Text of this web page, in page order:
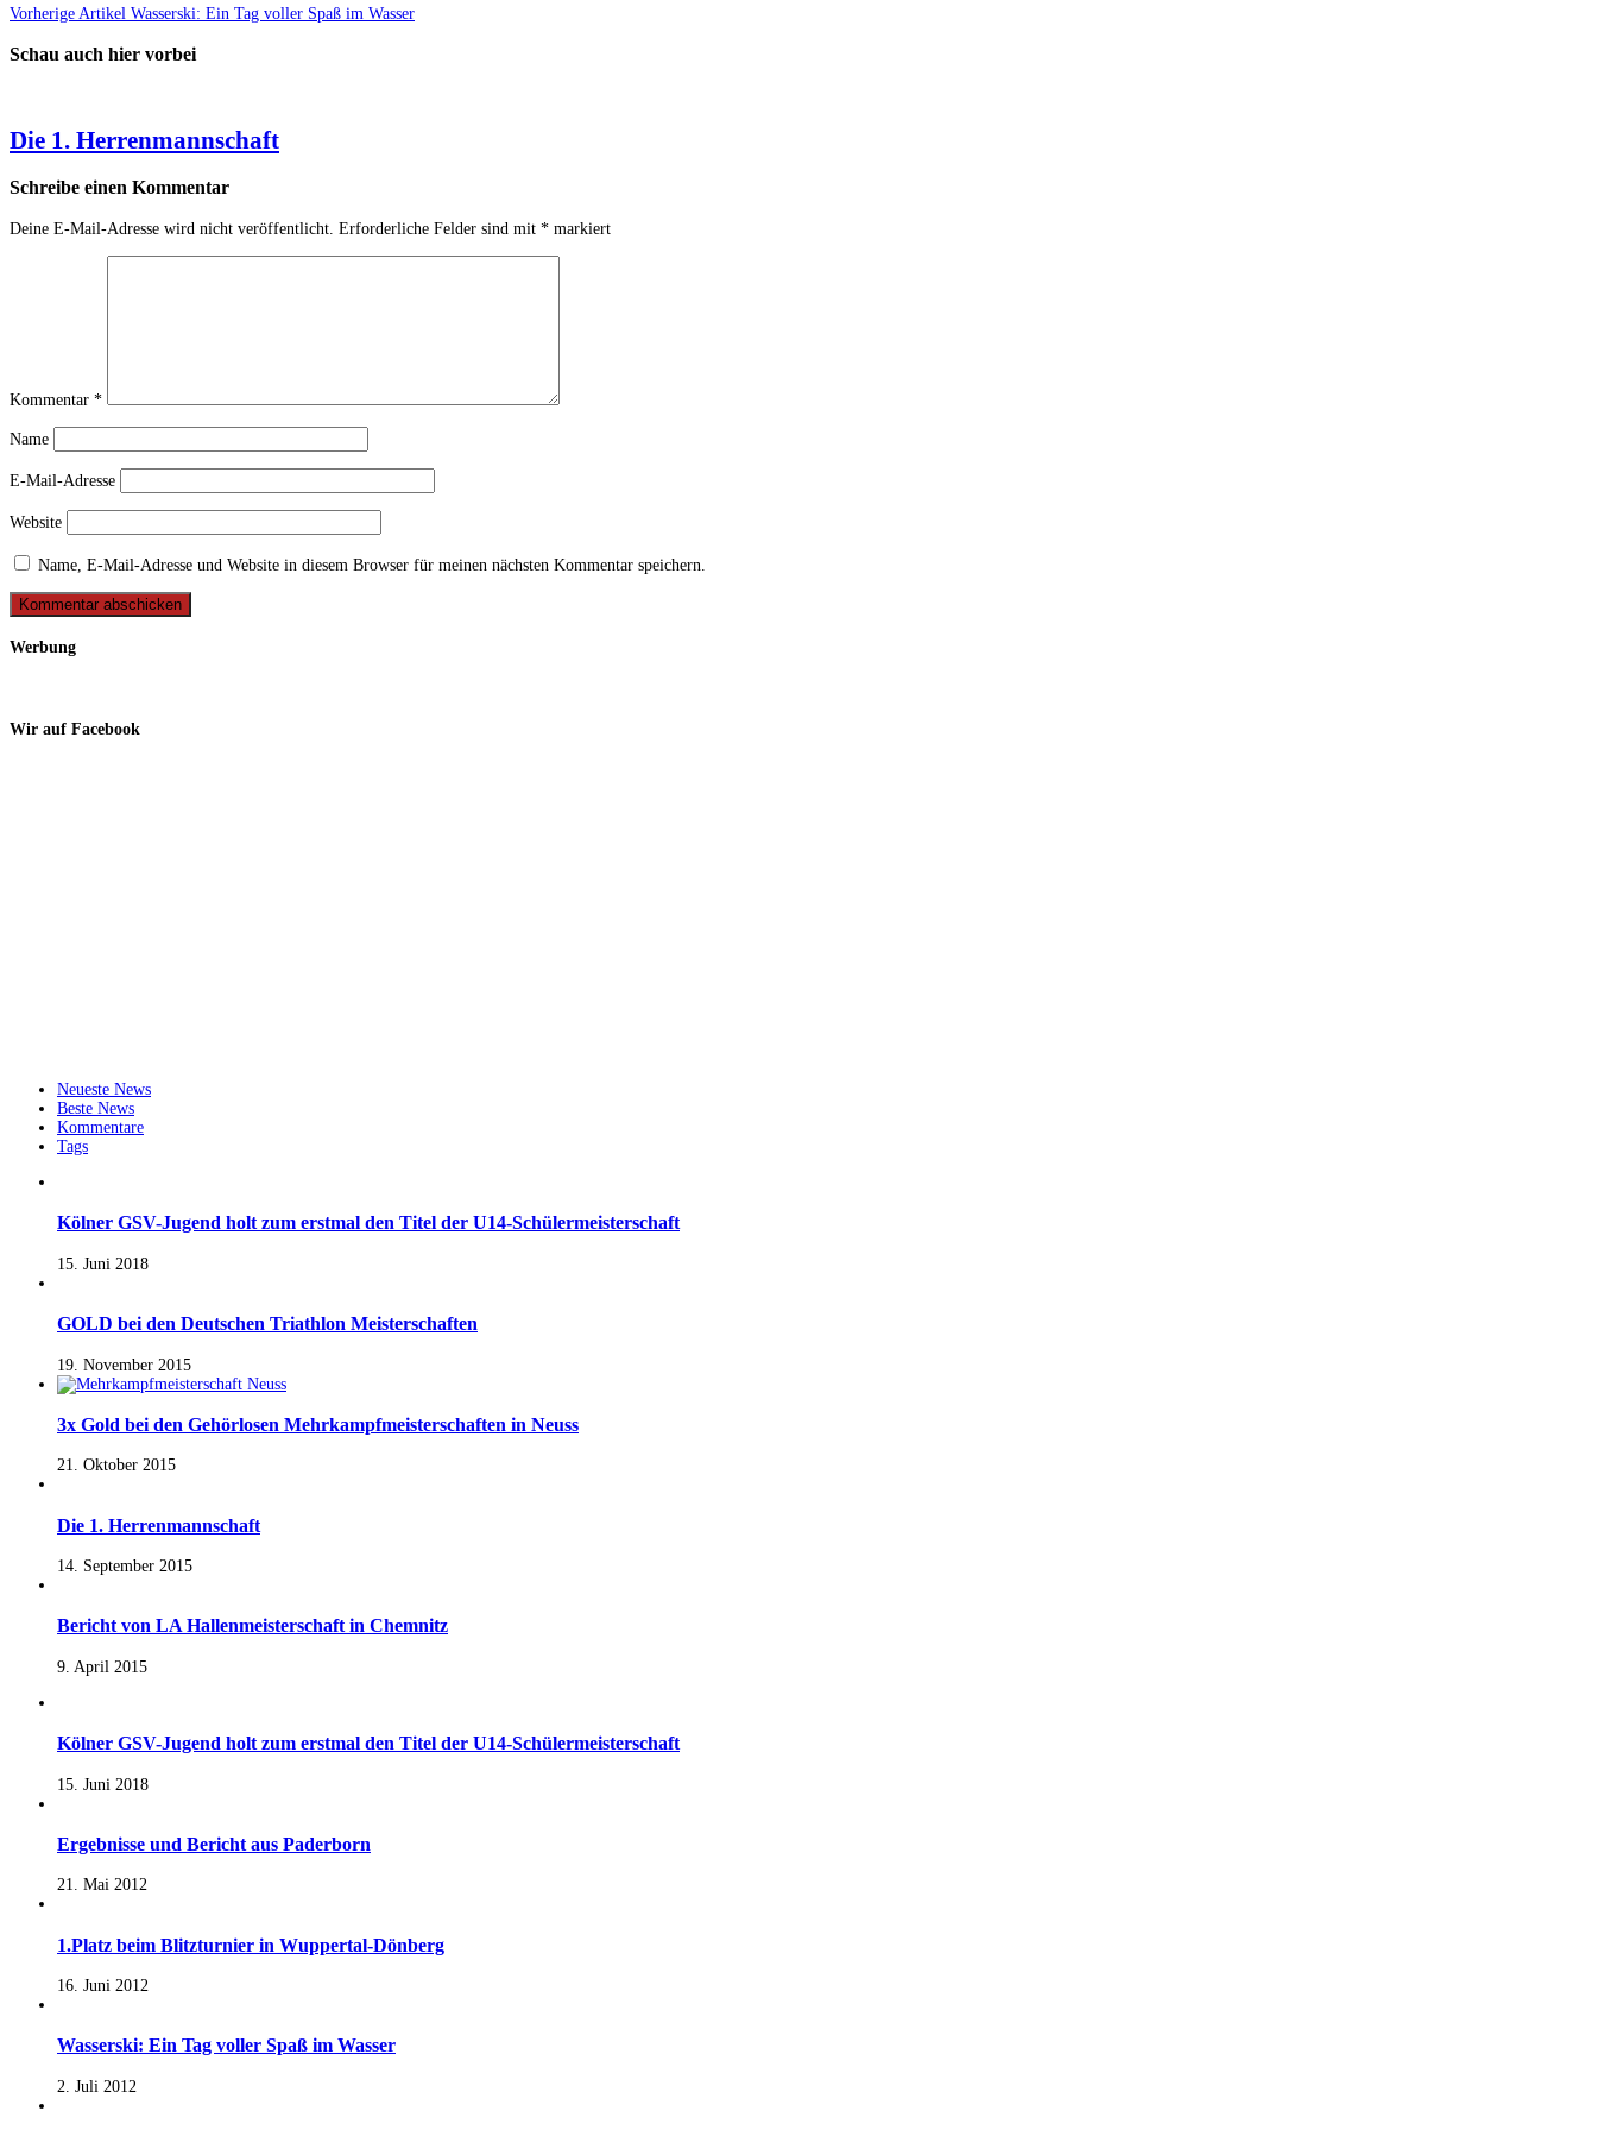
Vorherige Artikel Wasserski: Ein Tag voller Spaß im Wasser
Schau auch hier vorbei
Die 1. Herrenmannschaft
Schreibe einen Kommentar
Deine E-Mail-Adresse wird nicht veröffentlicht. Erforderliche Felder sind mit * markiert
Kommentar *
Name
E-Mail-Adresse
Website
Name, E-Mail-Adresse und Website in diesem Browser für meinen nächsten Kommentar speichern.
Werbung
Wir auf Facebook
Neueste News
Beste News
Kommentare
Tags
Kölner GSV-Jugend holt zum erstmal den Titel der U14-Schülermeisterschaft
15. Juni 2018
GOLD bei den Deutschen Triathlon Meisterschaften
19. November 2015
3x Gold bei den Gehörlosen Mehrkampfmeisterschaften in Neuss
21. Oktober 2015
Die 1. Herrenmannschaft
14. September 2015
Bericht von LA Hallenmeisterschaft in Chemnitz
9. April 2015
Kölner GSV-Jugend holt zum erstmal den Titel der U14-Schülermeisterschaft
15. Juni 2018
Ergebnisse und Bericht aus Paderborn
21. Mai 2012
1.Platz beim Blitzturnier in Wuppertal-Dönberg
16. Juni 2012
Wasserski: Ein Tag voller Spaß im Wasser
2. Juli 2012